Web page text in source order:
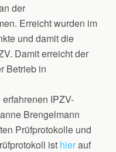
der
Erreicht wurden im
und damit die
Damit erreicht der
Betrieb in
IPZV-
Brengelmann
Prüfprotokolle und
ist hierauf